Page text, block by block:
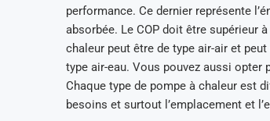
performance. Ce dernier représente
absorbée. Le COP doit être supérieur
chaleur peut être de type air-air et
type air-eau. Vous pouvez aussi opter
Chaque type de pompe à chaleur est
besoins et surtout l’emplacement et